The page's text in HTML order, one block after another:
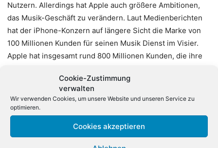
Cookie-Zustimmung
verwalten
Wir verwenden Cookies, um unsere Website und unseren Service zu
optimieren.
Cookies akzeptieren
Nutzern. Allerdings hat Apple auch größere Ambitionen,
das Musik-Geschäft zu verändern. Laut Medienberichten
hat der iPhone-Konzern auf längere Sicht die Marke von
100 Millionen Kunden für seinen Musik Dienst im Visier.
Apple hat insgesamt rund 800 Millionen Kunden, die ihre
Bisher setzte Apple vor allem auf den Verkauf von Musik
zum Herunterladen. Nach Schätzungen von
Branchenexperten müsste der Konzern gut 30 Millionen
Kunden für seinen Streaming-Service gewinnen, um den
Umfang des bisherigen Download-Geschäfts zu erreichen.